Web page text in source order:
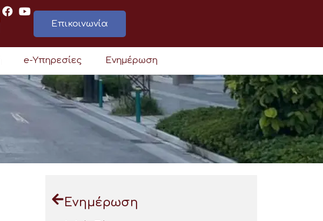
Επικοινωνία
e-Υπηρεσίες Ενημέρωση
Ενημέρωση